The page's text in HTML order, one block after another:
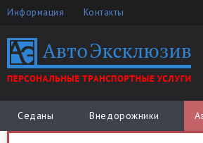
Информация Контакты
Седаны Внедорожники